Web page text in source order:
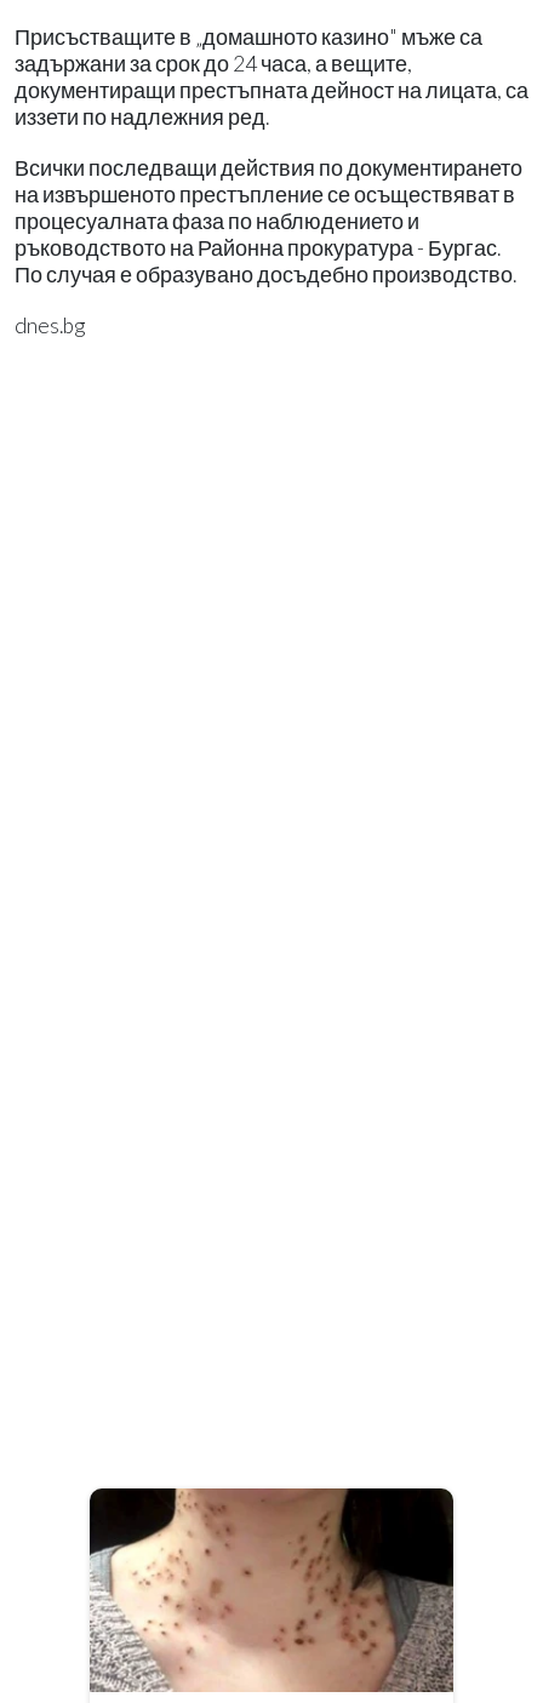
Присъстващите в „домашното казино" мъже са
задържани за срок до 24 часа, а вещите,
документиращи престъпната дейност на лицата, са
иззети по надлежния ред.
Всички последващи действия по документирането
на извършеното престъпление се осъществяват в
процесуалната фаза по наблюдението и
ръководството на Районна прокуратура - Бургас.
По случая е образувано досъдебно производство.
dnes.bg